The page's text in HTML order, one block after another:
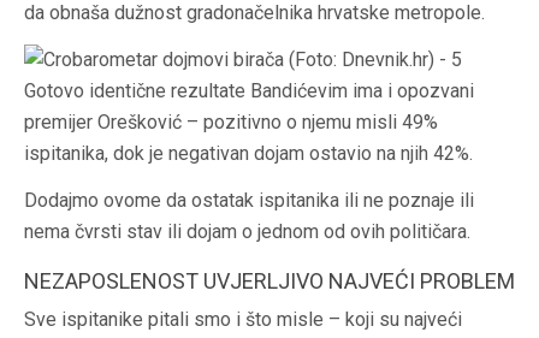
da obnaša dužnost gradonačelnika hrvatske metropole.
Gotovo identične rezultate Bandićevim ima i opozvani
premijer Orešković – pozitivno o njemu misli 49%
ispitanika, dok je negativan dojam ostavio na njih 42%.
Dodajmo ovome da ostatak ispitanika ili ne poznaje ili
nema čvrsti stav ili dojam o jednom od ovih političara.
NEZAPOSLENOST UVJERLJIVO NAJVEĆI PROBLEM
Sve ispitanike pitali smo i što misle – koji su najveći